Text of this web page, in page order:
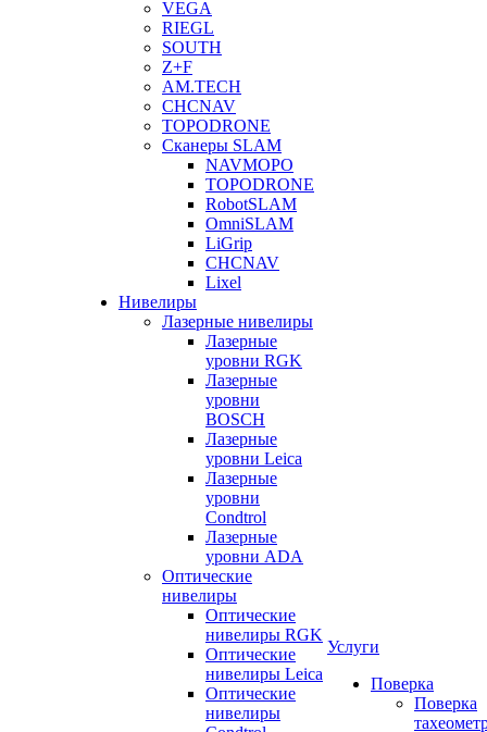
VEGA
RIEGL
SOUTH
Z+F
AM.TECH
CHCNAV
TOPODRONE
Сканеры SLAM
NAVMOPO
TOPODRONE
RobotSLAM
OmniSLAM
LiGrip
CHCNAV
Lixel
Нивелиры
Лазерные нивелиры
Лазерные
уровни RGK
Лазерные
уровни
BOSCH
Лазерные
уровни Leica
Лазерные
уровни
Condtrol
Лазерные
уровни ADA
Оптические
нивелиры
Оптические
нивелиры RGK
Оптические
нивелиры Leica
Оптические
нивелиры
Услуги
Поверка
Поверка